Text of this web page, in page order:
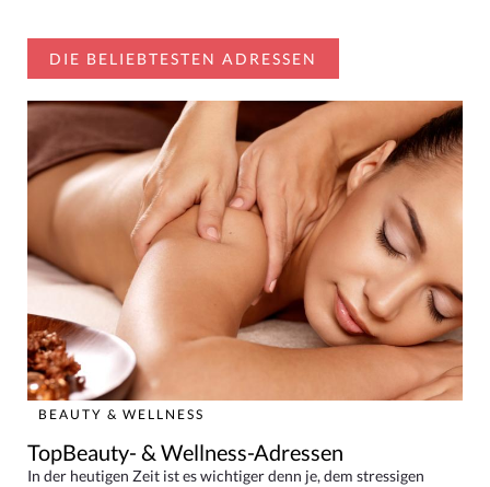
DIE BELIEBTESTEN ADRESSEN
BEAUTY & WELLNESS
TopBeauty- & Wellness-Adressen
In der heutigen Zeit ist es wichtiger denn je, dem stressigen